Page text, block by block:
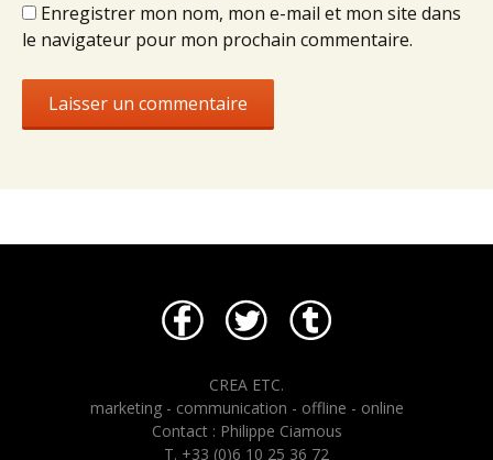
Enregistrer mon nom, mon e-mail et mon site dans
le navigateur pour mon prochain commentaire.
CREA ETC.
marketing - communication - offline - online
Contact : Philippe Ciamous
T. +33 (0)6 10 25 36 72